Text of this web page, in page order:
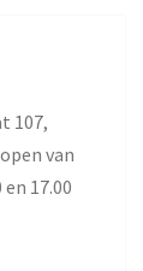
107,
van
17.00